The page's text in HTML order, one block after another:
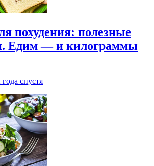
похудения: полезные
Едим — и килограммы
года спустя